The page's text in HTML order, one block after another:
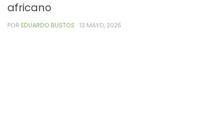
africano
POR EDUARDO BUSTOS · 13 MAYO, 2026